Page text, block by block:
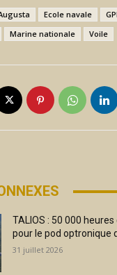
Ecole navale
Marine nationale Voile
TALIOS : 50 000
pour le pod optronique
31 juillet 2026